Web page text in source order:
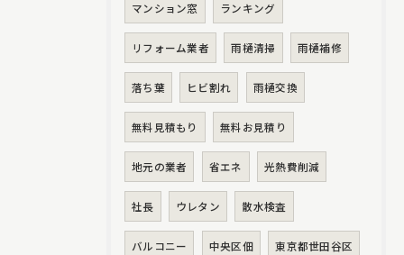
マンション窓 ランキング
リフォーム業者 雨樋清掃 雨樋補修
落ち葉 ヒビ割れ 雨樋交換
無料見積もり 無料お見積り
地元の業者 省エネ 光熱費削減
社長 ウレタン 散水検査
バルコニー 中央区佃 東京都世田谷区